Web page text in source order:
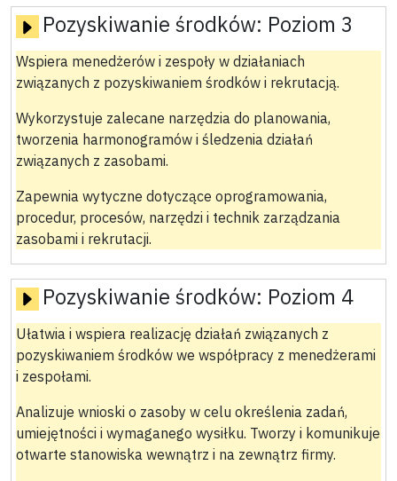
Pozyskiwanie środków: Poziom 3
Wspiera menedżerów i zespoły w działaniach
związanych z pozyskiwaniem środków i rekrutacją.
Wykorzystuje zalecane narzędzia do planowania,
tworzenia harmonogramów i śledzenia działań
związanych z zasobami.
Zapewnia wytyczne dotyczące oprogramowania,
procedur, procesów, narzędzi i technik zarządzania
zasobami i rekrutacji.
Pozyskiwanie środków: Poziom 4
Ułatwia i wspiera realizację działań związanych z
pozyskiwaniem środków we współpracy z menedżerami
i zespołami.
Analizuje wnioski o zasoby w celu określenia zadań,
umiejętności i wymaganego wysiłku. Tworzy i komunikuje
otwarte stanowiska wewnątrz i na zewnątrz firmy.